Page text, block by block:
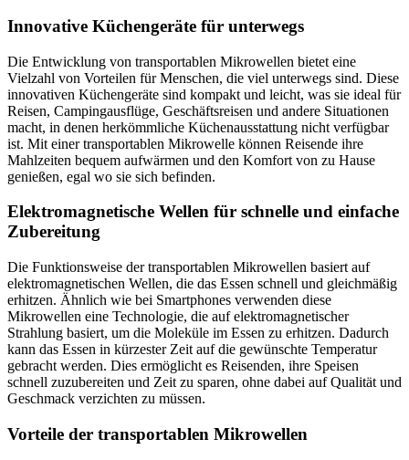
Innovative Küchengeräte für unterwegs
Die Entwicklung von transportablen Mikrowellen bietet eine
Vielzahl von Vorteilen für Menschen, die viel unterwegs sind. Diese
innovativen Küchengeräte sind kompakt und leicht, was sie ideal für
Reisen, Campingausflüge, Geschäftsreisen und andere Situationen
macht, in denen herkömmliche Küchenausstattung nicht verfügbar
ist. Mit einer transportablen Mikrowelle können Reisende ihre
Mahlzeiten bequem aufwärmen und den Komfort von zu Hause
genießen, egal wo sie sich befinden.
Elektromagnetische Wellen für schnelle und einfache
Zubereitung
Die Funktionsweise der transportablen Mikrowellen basiert auf
elektromagnetischen Wellen, die das Essen schnell und gleichmäßig
erhitzen. Ähnlich wie bei Smartphones verwenden diese
Mikrowellen eine Technologie, die auf elektromagnetischer
Strahlung basiert, um die Moleküle im Essen zu erhitzen. Dadurch
kann das Essen in kürzester Zeit auf die gewünschte Temperatur
gebracht werden. Dies ermöglicht es Reisenden, ihre Speisen
schnell zuzubereiten und Zeit zu sparen, ohne dabei auf Qualität und
Geschmack verzichten zu müssen.
Vorteile der transportablen Mikrowellen